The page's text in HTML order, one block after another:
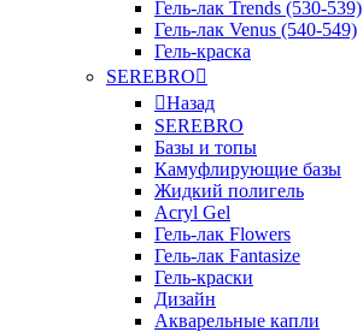
Гель-лак Trends (530-539)
Гель-лак Venus (540-549)
Гель-краска
SEREBRO
Назад
SEREBRO
Базы и топы
Камуфлирующие базы
Жидкий полигель
Acryl Gel
Гель-лак Flowers
Гель-лак Fantasize
Гель-краски
Дизайн
Акварельные капли